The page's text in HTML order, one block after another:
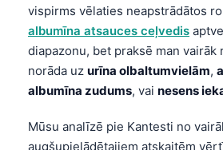
vispirms vēlaties neapstrādātos
albumīna atsauces ceļvedis
diapazonu, bet praksē man vairāk
norāda uz urīna olbaltumvielām,
albumīna zudums, vai nesens
Mūsu analīzē pie Kantesti no
augšupielādētajiem atskaitēm